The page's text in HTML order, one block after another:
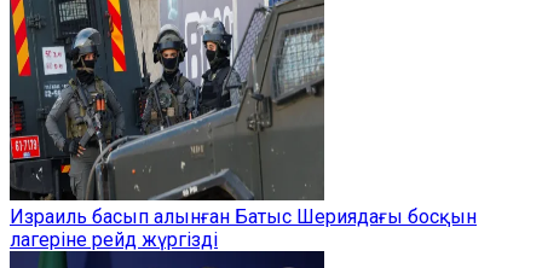
Израиль басып алынған Батыс Шериядағы босқын
лагеріне рейд жүргізді